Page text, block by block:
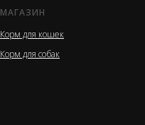
МАГАЗИН
Корм для кошек
Корм для собак